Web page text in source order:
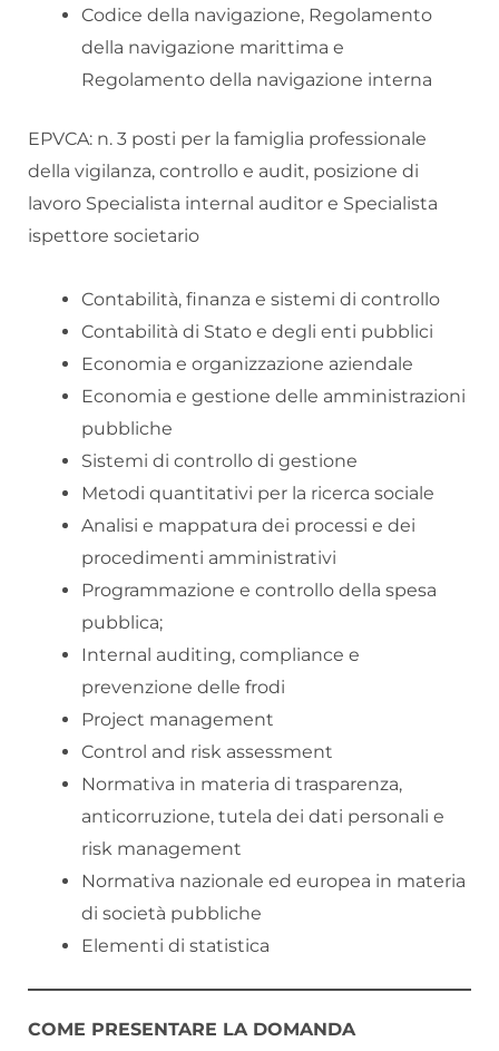
Codice della navigazione, Regolamento
della navigazione marittima e
Regolamento della navigazione interna
EPVCA: n. 3 posti per la famiglia professionale
della vigilanza, controllo e audit, posizione di
lavoro Specialista internal auditor e Specialista
ispettore societario
Contabilità, finanza e sistemi di controllo
Contabilità di Stato e degli enti pubblici
Economia e organizzazione aziendale
Economia e gestione delle amministrazioni
pubbliche
Sistemi di controllo di gestione
Metodi quantitativi per la ricerca sociale
Analisi e mappatura dei processi e dei
procedimenti amministrativi
Programmazione e controllo della spesa
pubblica;
Internal auditing, compliance e
prevenzione delle frodi
Project management
Control and risk assessment
Normativa in materia di trasparenza,
anticorruzione, tutela dei dati personali e
risk management
Normativa nazionale ed europea in materia
di società pubbliche
Elementi di statistica
COME PRESENTARE LA DOMANDA